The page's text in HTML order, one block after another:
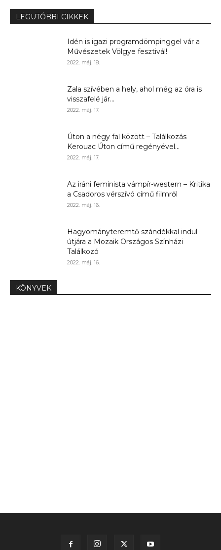
LEGUTÓBBI CIKKEK
Idén is igazi programdömpinggel vár a
Művészetek Völgye fesztivál!
2022. máj. 18.
Zala szívében a hely, ahol még az óra is
visszafelé jár...
2022. máj. 17.
Úton a négy fal között – Találkozás
Kerouac Úton című regényével...
2022. máj. 17.
Az iráni feminista vámpír-western – Kritika
a Csadoros vérszívó című filmről
2022. máj. 16.
Hagyományteremtő szándékkal indul
útjára a Mozaik Országos Színházi
Találkozó
2022. máj. 16.
KÖNYVEK